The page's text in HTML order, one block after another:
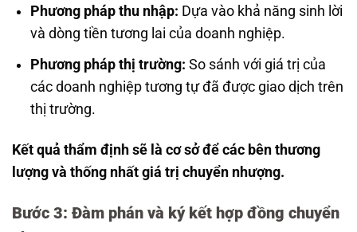
Phương pháp thu nhập: Dựa vào khả năng sinh lời
và dòng tiền tương lai của doanh nghiệp.
Phương pháp thị trường: So sánh với giá trị của
các doanh nghiệp tương tự đã được giao dịch trên
thị trường.
Kết quả thẩm định sẽ là cơ sở để các bên thương
lượng và thống nhất giá trị chuyển nhượng.
Bước 3: Đàm phán và ký kết hợp đồng chuyển